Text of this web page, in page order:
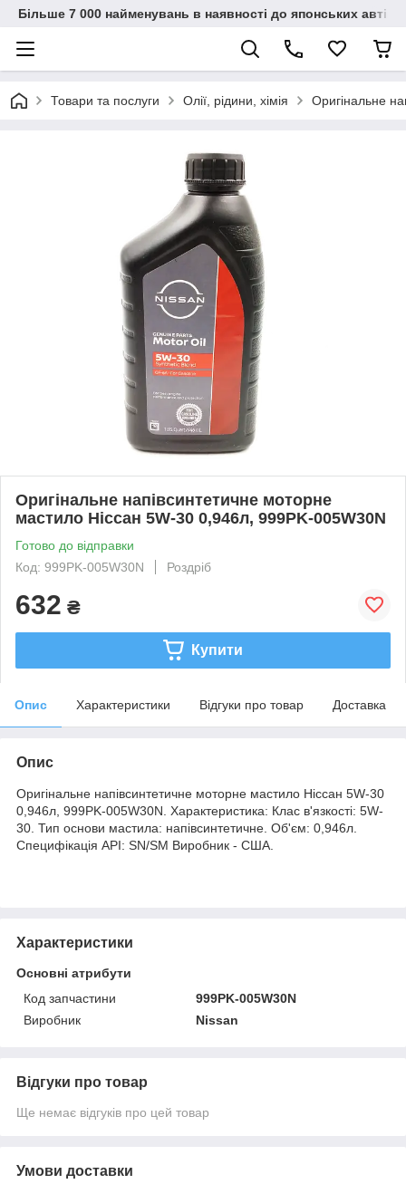
Більше 7 000 найменувань в наявності до японських
Товари та послуги Олії, рідини, хімія Оригінальне
Оригінальне напівсинтетичне моторне
мастило Ніссан 5W-30 0,946л, 999PK-005W30N
Готово до відправки
Код: 999PK-005W30N
Роздріб
632 ₴
Купити
Опис Характеристики Відгуки про товар Доставка
Опис
Оригінальне напівсинтетичне моторне мастило Ніссан 5W-30
0,946л, 999PK-005W30N. Характеристика: Клас в'язкості: 5W-
30. Тип основи мастила: напівсинтетичне. Об'єм: 0,946л.
Специфікація API: SN/SM Виробник - США.
Характеристики
Основні атрибути
Код запчастини
999PK-005W30N
Виробник
Nissan
Відгуки про товар
Ще немає відгуків про цей товар
Умови доставки